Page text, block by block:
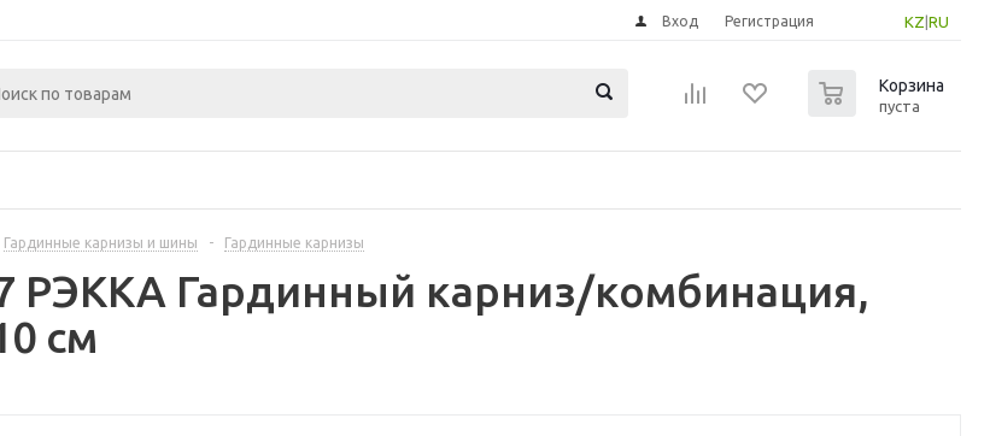
KZ RU
Вход Регистрация
Корзина
пуста
Гардинные карнизы и шины - Гардинные карнизы
РЭККА Гардинный карниз/комбинация,
см